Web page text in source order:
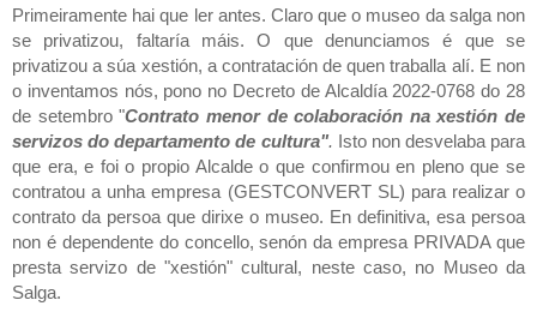
Primeiramente hai que ler antes. Claro que o museo da salga non
se privatizou, faltaría máis. O que denunciamos é que se
privatizou a súa xestión, a contratación de quen traballa alí. E non
o inventamos nós, pono no Decreto de Alcaldía 2022-0768 do 28
de setembro "Contrato menor de colaboración na xestión de
servizos do departamento de cultura". Isto non desvelaba para
que era, e foi o propio Alcalde o que confirmou en pleno que se
contratou a unha empresa (GESTCONVERT SL) para realizar o
contrato da persoa que dirixe o museo. En definitiva, esa persoa
non é dependente do concello, senón da empresa PRIVADA que
presta servizo de "xestión" cultural, neste caso, no Museo da
Salga.